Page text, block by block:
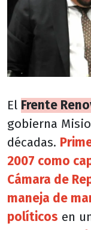
El Frente
gobierna
décadas.
2007 como
Cámara de
maneja de
políticos en